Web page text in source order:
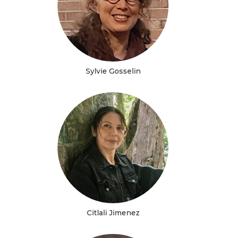
Sylvie Gosselin
Citlali Jimenez